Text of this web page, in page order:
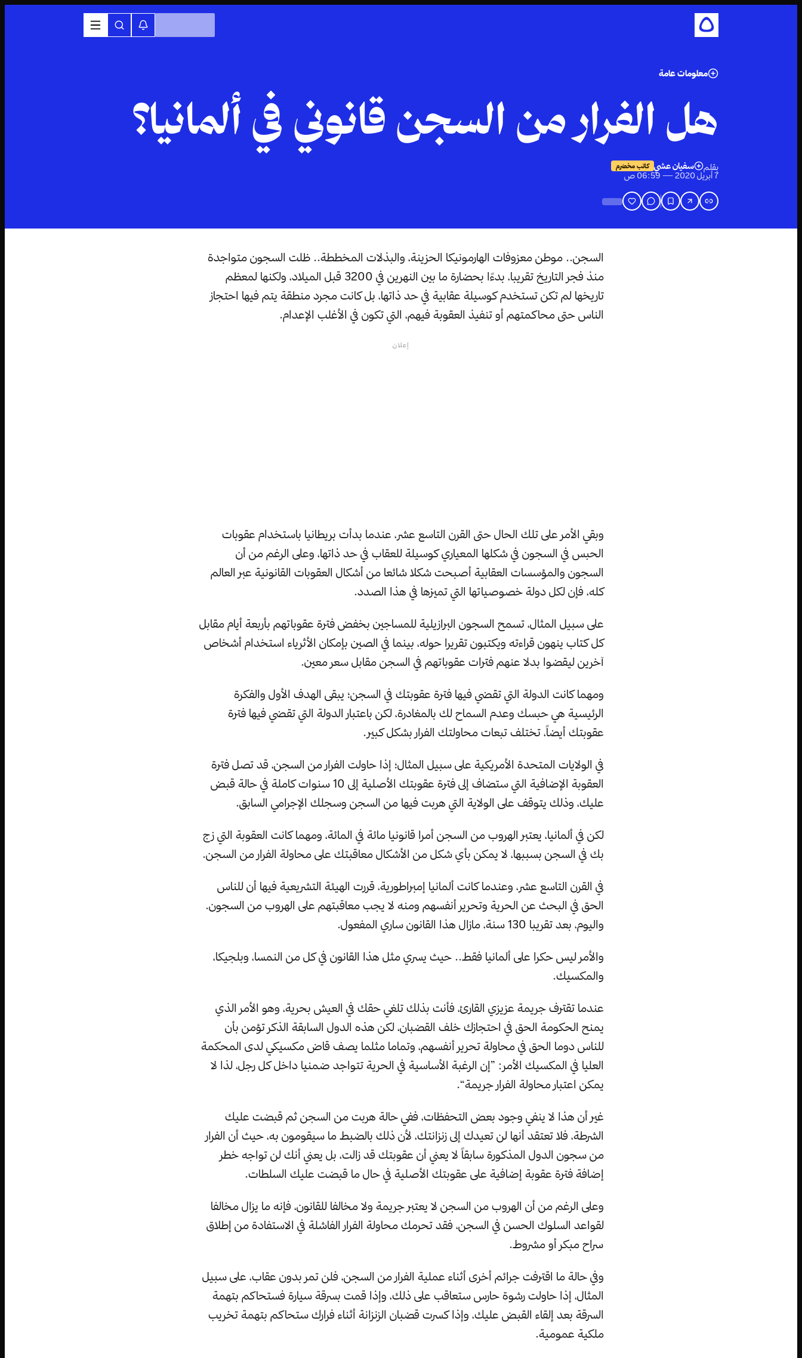
معلومات عامة
هل الفرار من السجن قانوني في ألمانيا؟
بقلم سفيان عشي كاتب مخضرم
7 أبريل 2020 — 06:59 ص
السجن.. موطن معزوفات الهارمونيكا الحزينة، والبذلات المخططة.. ظلت السجون متواجدة
منذ فجر التاريخ تقريبا، بدءًا بحضارة ما بين النهرين في 3200 قبل الميلاد، ولكنها لمعظم
تاريخها لم تكن تستخدم كوسيلة عقابية في حد ذاتها، بل كانت مجرد منطقة يتم فيها احتجاز
الناس حتى محاكمتهم أو تنفيذ العقوبة فيهم، التي تكون في الأغلب الإعدام.
إعلان
وبقي الأمر على تلك الحال حتى القرن التاسع عشر، عندما بدأت بريطانيا باستخدام عقوبات
الحبس في السجون في شكلها المعياري كوسيلة للعقاب في حد ذاتها، وعلى الرغم من أن
السجون والمؤسسات العقابية أصبحت شكلا شائعا من أشكال العقوبات القانونية عبر العالم
كله، فإن لكل دولة خصوصياتها التي تميزها في هذا الصدد.
على سبيل المثال، تسمح السجون البرازيلية للمساجين بخفض فترة عقوباتهم بأربعة أيام مقابل
كل كتاب ينهون قراءته ويكتبون تقريرا حوله، بينما في الصين بإمكان الأثرياء استخدام أشخاص
آخرين ليقضوا بدلا عنهم فترات عقوباتهم في السجن مقابل سعر معين.
ومهما كانت الدولة التي تقضي فيها فترة عقوبتك في السجن؛ يبقى الهدف الأول والفكرة
الرئيسية هي حبسك وعدم السماح لك بالمغادرة، لكن باعتبار الدولة التي تقضي فيها فترة
عقوبتك أيضاً، تختلف تبعات محاولتك الفرار بشكل كبير.
في الولايات المتحدة الأمريكية على سبيل المثال؛ إذا حاولت الفرار من السجن، قد تصل فترة
العقوبة الإضافية التي ستضاف إلى فترة عقوبتك الأصلية إلى 10 سنوات كاملة في حالة قبض
عليك، وذلك يتوقف على الولاية التي هربت فيها من السجن وسجلك الإجرامي السابق.
لكن في ألمانيا، يعتبر الهروب من السجن أمرا قانونيا مائة في المائة، ومهما كانت العقوبة التي زج
بك في السجن بسببها، لا يمكن بأي شكل من الأشكال معاقبتك على محاولة الفرار من السجن.
في القرن التاسع عشر، وعندما كانت ألمانيا إمبراطورية، قررت الهيئة التشريعية فيها أن للناس
الحق في البحث عن الحرية وتحرير أنفسهم ومنه لا يجب معاقبتهم على الهروب من السجون.
واليوم، بعد تقريبا 130 سنة، مازال هذا القانون ساري المفعول.
والأمر ليس حكرا على ألمانيا فقط.. حيث يسري مثل هذا القانون في كل من النمسا، وبلجيكا،
والمكسيك.
عندما تقترف جريمة عزيزي القارئ، فأنت بذلك تلغي حقك في العيش بحرية، وهو الأمر الذي
يمنح الحكومة الحق في احتجازك خلف القضبان، لكن هذه الدول السابقة الذكر تؤمن بأن
للناس دوما الحق في محاولة تحرير أنفسهم، وتماما مثلما يصف قاض مكسيكي لدى المحكمة
العليا في المكسيك الأمر: ”إن الرغبة الأساسية في الحرية تتواجد ضمنيا داخل كل رجل، لذا لا
يمكن اعتبار محاولة الفرار جريمة“.
غير أن هذا لا ينفي وجود بعض التحفظات، ففي حالة هربت من السجن ثم قبضت عليك
الشرطة، فلا تعتقد أنها لن تعيدك إلى زنزانتك، لأن ذلك بالضبط ما سيقومون به، حيث أن الفرار
من سجون الدول المذكورة سابقاً لا يعني أن عقوبتك قد زالت، بل يعني أنك لن تواجه خطر
إضافة فترة عقوبة إضافية على عقوبتك الأصلية في حال ما قبضت عليك السلطات.
وعلى الرغم من أن الهروب من السجن لا يعتبر جريمة ولا مخالفا للقانون، فإنه ما يزال مخالفا
لقواعد السلوك الحسن في السجن، فقد تحرمك محاولة الفرار الفاشلة في الاستفادة من إطلاق
سراح مبكر أو مشروط.
وفي حالة ما اقترفت جرائم أخرى أثناء عملية الفرار من السجن، فلن تمر بدون عقاب، على سبيل
المثال، إذا حاولت رشوة حارس ستعاقب على ذلك، وإذا قمت بسرقة سيارة فستحاكم بتهمة
السرقة بعد إلقاء القبض عليك، وإذا كسرت قضبان الزنزانة أثناء فرارك ستحاكم بتهمة تخريب
ملكية عمومية.